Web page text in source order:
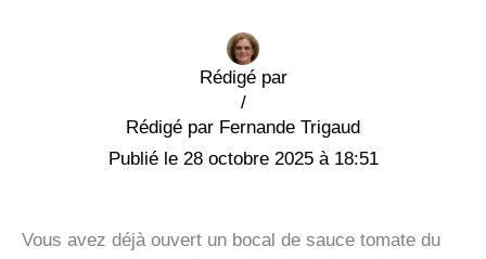
Rédigé par
Fernande Trigaud
/
28 octobre 2025 à 18:51
Vous avez déjà ouvert un bocal de sauce tomate du